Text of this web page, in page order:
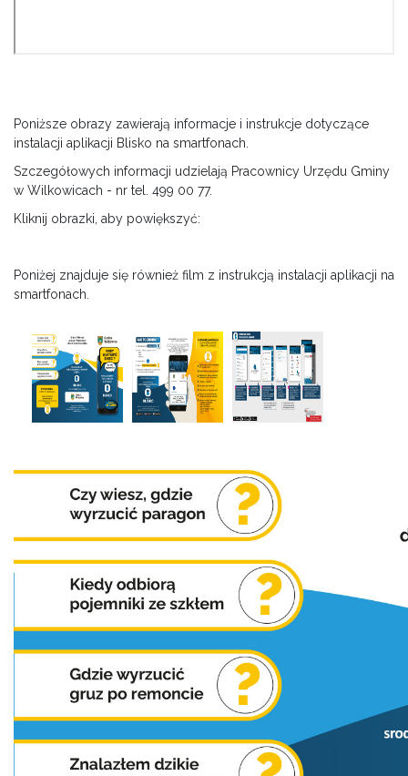
Poniższe obrazy zawierają informacje i instrukcje dotyczące
instalacji aplikacji Blisko na smartfonach.
Szczegółowych informacji udzielają Pracownicy Urzędu Gminy
w Wilkowicach - nr tel. 499 00 77.
Kliknij obrazki, aby powiększyć:
Poniżej znajduje się również film z instrukcją instalacji aplikacji na
smartfonach.